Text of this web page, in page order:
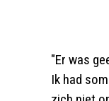
"Er was
Ik had